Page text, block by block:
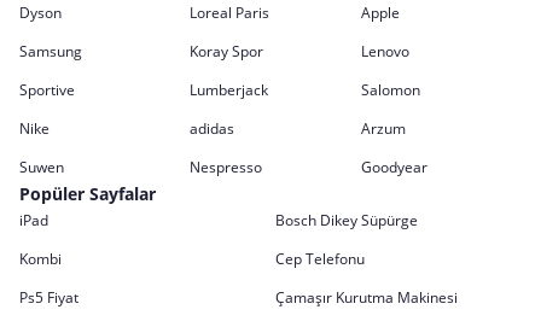
Dyson
Loreal Paris
Apple
Samsung
Koray Spor
Lenovo
Sportive
Lumberjack
Salomon
Nike
adidas
Arzum
Suwen
Nespresso Goodyear
Popüler Sayfalar
iPad
Bosch Dikey Süpürge
Kombi
Cep Telefonu
Ps5 Fiyat
Çamaşır Kurutma Makinesi